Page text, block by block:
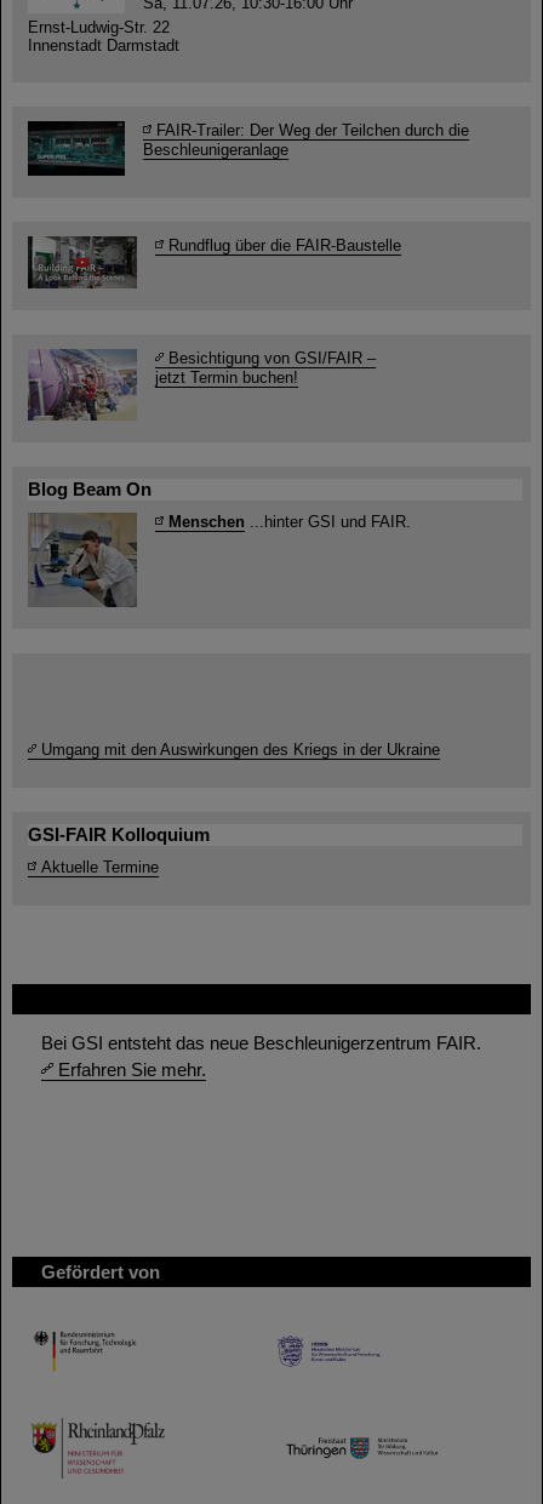
Bei GSI entsteht das neue Beschleunigerzentrum FAIR.
Erfahren Sie mehr.
Gefördert von
HMWK
TMWWDG
Ernst-Ludwig-Str. 22
Innenstadt Darmstadt
FAIR-Trailer: Der Weg der Teilchen durch die
Beschleunigeranlage
Rundflug über die FAIR-Baustelle
Besichtigung von GSI/FAIR –
jetzt Termin buchen!
Blog Beam On
Menschen ...hinter GSI und FAIR.
Umgang mit den Auswirkungen des Kriegs in der Ukraine
GSI-FAIR Kolloquium
Aktuelle Termine